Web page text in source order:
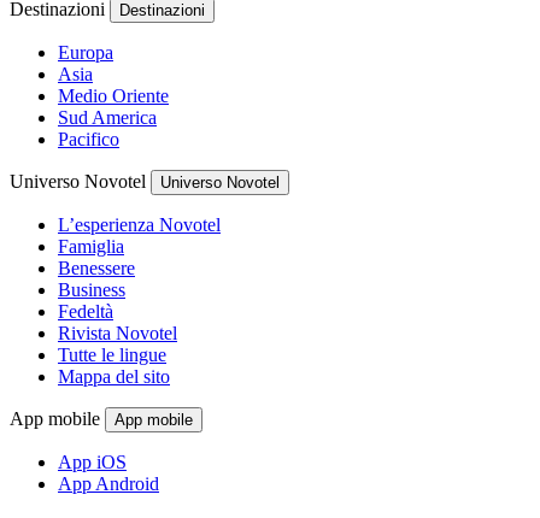
Destinazioni Destinazioni
Europa
Asia
Medio Oriente
Sud America
Pacifico
Universo Novotel Universo Novotel
L’esperienza Novotel
Famiglia
Benessere
Business
Fedeltà
Rivista Novotel
Tutte le lingue
Mappa del sito
App mobile App mobile
App iOS
App Android